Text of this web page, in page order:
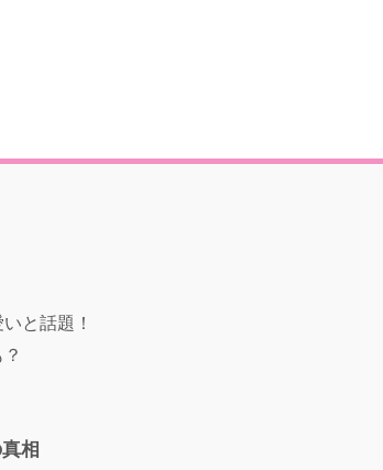
と話題！
相